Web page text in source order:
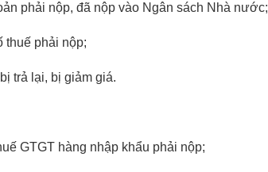
phải nộp, đã nộp vào Ngân sách Nhà nước;
thuế phải nộp;
trả lại, bị giảm giá.
GTGT hàng nhập khẩu phải nộp;